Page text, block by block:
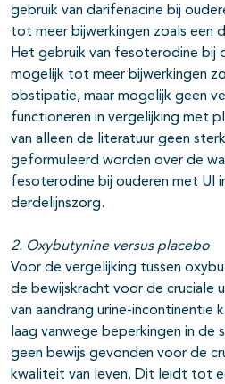
gebruik van darifenacine bij
tot meer bijwerkingen zoals een
Het gebruik van fesoterodine bij
mogelijk tot meer bijwerkingen
obstipatie, maar mogelijk geen
functioneren in vergelijking met
van alleen de literatuur geen
geformuleerd worden over de
fesoterodine bij ouderen met UI
derdelijnszorg.
2. Oxybutynine versus placebo
Voor de vergelijking tussen
de bewijskracht voor de cruciale
van aandrang urine-incontinentie
laag vanwege beperkingen in de
geen bewijs gevonden voor de
kwaliteit van leven. Dit leidt tot